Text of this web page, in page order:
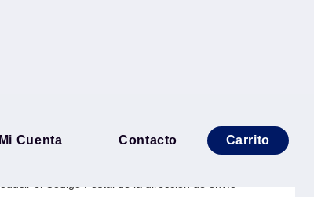
Mi Cuenta Contacto Carrito
- 12 kg, Negro